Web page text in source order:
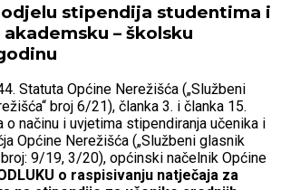
stipendija studentima i
– školsku
Statuta Općine Nerežišća („Službeni
broj 6/21), članka 3. i članka 15.
o načinu i uvjetima stipendiranja učenika i
Općine Nerežišća („Službeni glasnik
9/19, 3/20), općinski načelnik Općine
o raspisivanju natječaja za